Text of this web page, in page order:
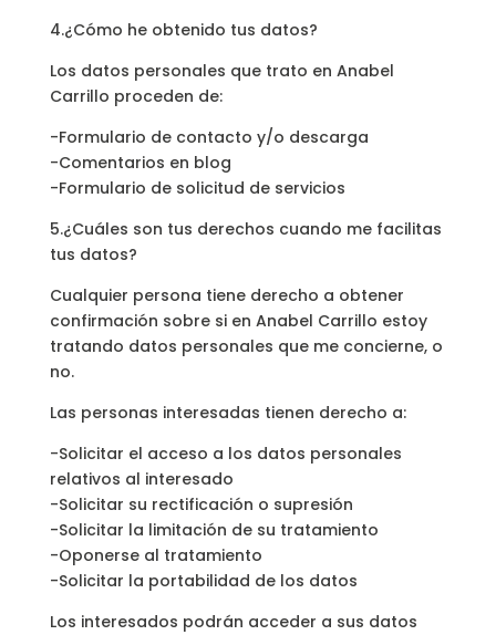
4.¿Cómo he obtenido tus datos?
Los datos personales que trato en Anabel
Carrillo proceden de:
-Formulario de contacto y/o descarga
-Comentarios en blog
-Formulario de solicitud de servicios
5.¿Cuáles son tus derechos cuando me facilitas
tus datos?
Cualquier persona tiene derecho a obtener
confirmación sobre si en Anabel Carrillo estoy
tratando datos personales que me concierne, o
no.
Las personas interesadas tienen derecho a:
-Solicitar el acceso a los datos personales
relativos al interesado
-Solicitar su rectificación o supresión
-Solicitar la limitación de su tratamiento
-Oponerse al tratamiento
-Solicitar la portabilidad de los datos
Los interesados podrán acceder a sus datos